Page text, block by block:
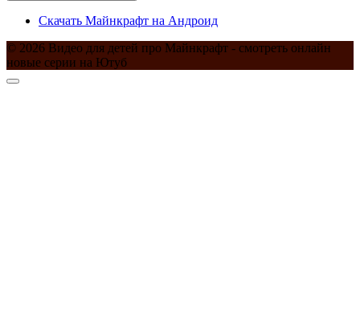
Скачать Майнкрафт на Андроид
© 2026 Видео для детей про Майнкрафт - смотреть онлайн
новые серии на Ютуб